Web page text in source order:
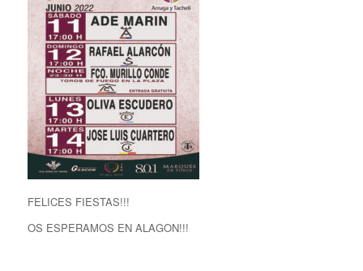
FELICES FIESTAS!!!
OS ESPERAMOS EN ALAGON!!!